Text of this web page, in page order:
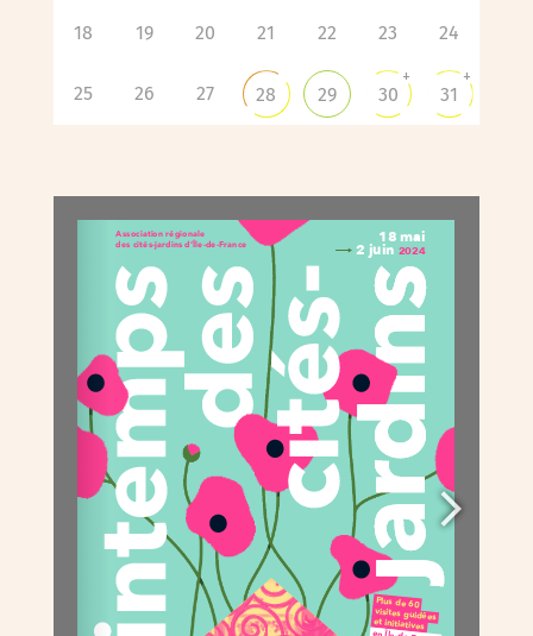
18 19 20 21 22 23 24
25 26 27 28 29 30
+
31
+